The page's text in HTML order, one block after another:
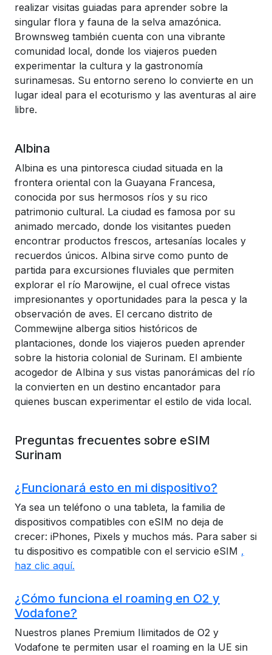
realizar visitas guiadas para aprender sobre la
singular flora y fauna de la selva amazónica.
Brownsweg también cuenta con una vibrante
comunidad local, donde los viajeros pueden
experimentar la cultura y la gastronomía
surinamesas. Su entorno sereno lo convierte en un
lugar ideal para el ecoturismo y las aventuras al aire
libre.
Albina
Albina es una pintoresca ciudad situada en la
frontera oriental con la Guayana Francesa,
conocida por sus hermosos ríos y su rico
patrimonio cultural. La ciudad es famosa por su
animado mercado, donde los visitantes pueden
encontrar productos frescos, artesanías locales y
recuerdos únicos. Albina sirve como punto de
partida para excursiones fluviales que permiten
explorar el río Marowijne, el cual ofrece vistas
impresionantes y oportunidades para la pesca y la
observación de aves. El cercano distrito de
Commewijne alberga sitios históricos de
plantaciones, donde los viajeros pueden aprender
sobre la historia colonial de Surinam. El ambiente
acogedor de Albina y sus vistas panorámicas del río
la convierten en un destino encantador para
quienes buscan experimentar el estilo de vida local.
Preguntas frecuentes sobre eSIM
Surinam
¿Funcionará esto en mi dispositivo?
Ya sea un teléfono o una tableta, la familia de
dispositivos compatibles con eSIM no deja de
crecer: iPhones, Pixels y muchos más. Para saber si
tu dispositivo es compatible con el servicio eSIM ,
haz clic aquí.
¿Cómo funciona el roaming en O2 y
Vodafone?
Nuestros planes Premium Ilimitados de O2 y
Vodafone te permiten usar el roaming en la UE sin